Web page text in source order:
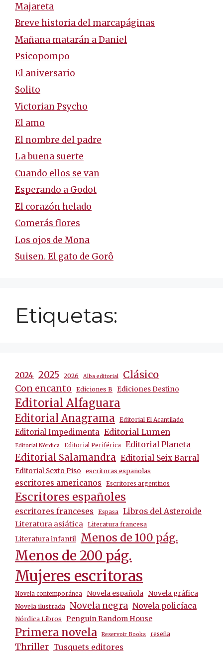
Majareta
Breve historia del marcapáginas
Mañana matarán a Daniel
Psicopompo
El aniversario
Solito
Victorian Psycho
El amo
El nombre del padre
La buena suerte
Cuando ellos se van
Esperando a Godot
El corazón helado
Comerás flores
Los ojos de Mona
Suisen. El gato de Gorô
Etiquetas:
2024 2025 2026 Alba editorial Clásico
Con encanto Ediciones B Ediciones Destino
Editorial Alfaguara
Editorial Anagrama Editorial El Acantilado
Editorial Impedimenta Editorial Lumen
Editorial Nórdica Editorial Periférica Editorial Planeta
Editorial Salamandra Editorial Seix Barral
Editorial Sexto Piso escritoras españolas
escritores americanos Escritores argentinos
Escritores españoles
escritores franceses Espasa Libros del Asteroide
Literatura asiática Literatura francesa
Literatura infantil Menos de 100 pág.
Menos de 200 pág.
Mujeres escritoras
Novela contemporánea Novela española Novela gráfica
Novela ilustrada Novela negra Novela policíaca
Nórdica Libros Penguin Random House
Primera novela Reservoir Books reseña
Thriller Tusquets editores